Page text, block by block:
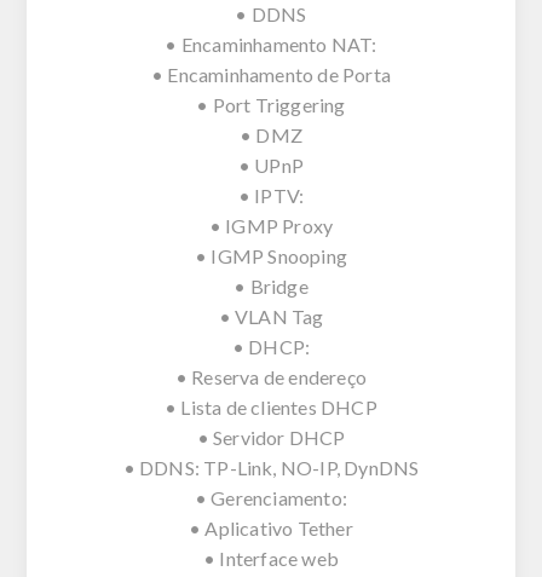
• DDNS
• Encaminhamento NAT:
• Encaminhamento de Porta
• Port Triggering
• DMZ
• UPnP
• IPTV:
• IGMP Proxy
• IGMP Snooping
• Bridge
• VLAN Tag
• DHCP:
• Reserva de endereço
• Lista de clientes DHCP
• Servidor DHCP
• DDNS: TP-Link, NO-IP, DynDNS
• Gerenciamento:
• Aplicativo Tether
• Interface web